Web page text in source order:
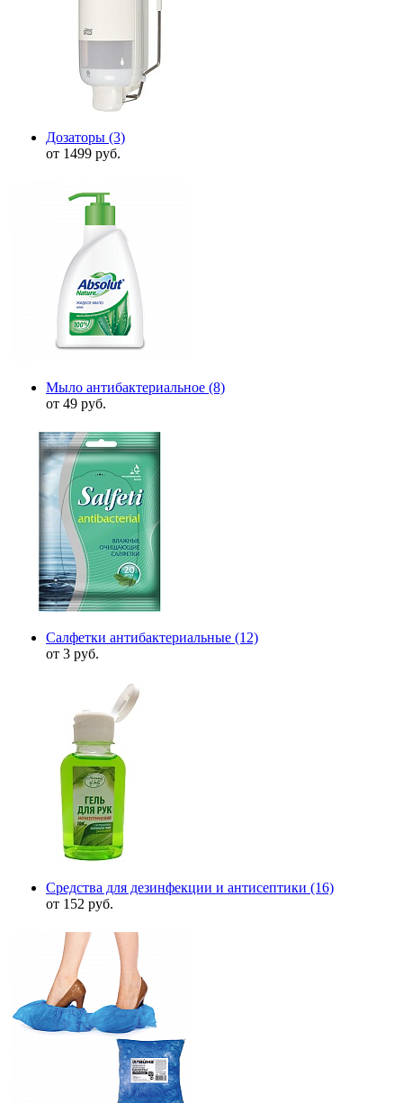
Дозаторы (3)
от 1499 руб.
Мыло антибактериальное (8)
от 49 руб.
Салфетки антибактериальные (12)
от 3 руб.
Средства для дезинфекции и антисептики (16)
от 152 руб.